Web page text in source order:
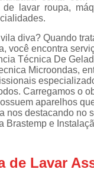
Assistencia
Refrigerador
Assistencia
Assistencia
Assistencia
lavar roupa,
diva? Quando
você encontra
Técnica De
Microondas,
Carregamos o
aparelhos
nos destacando no
Brastemp e
de Lavar